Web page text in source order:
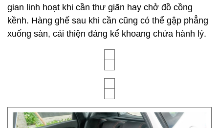
gian linh hoạt khi cần thư giãn hay chở đồ cồng
kềnh. Hàng ghế sau khi cần cũng có thể gập phẳng
xuống sàn, cải thiện đáng kể khoang chứa hành lý.